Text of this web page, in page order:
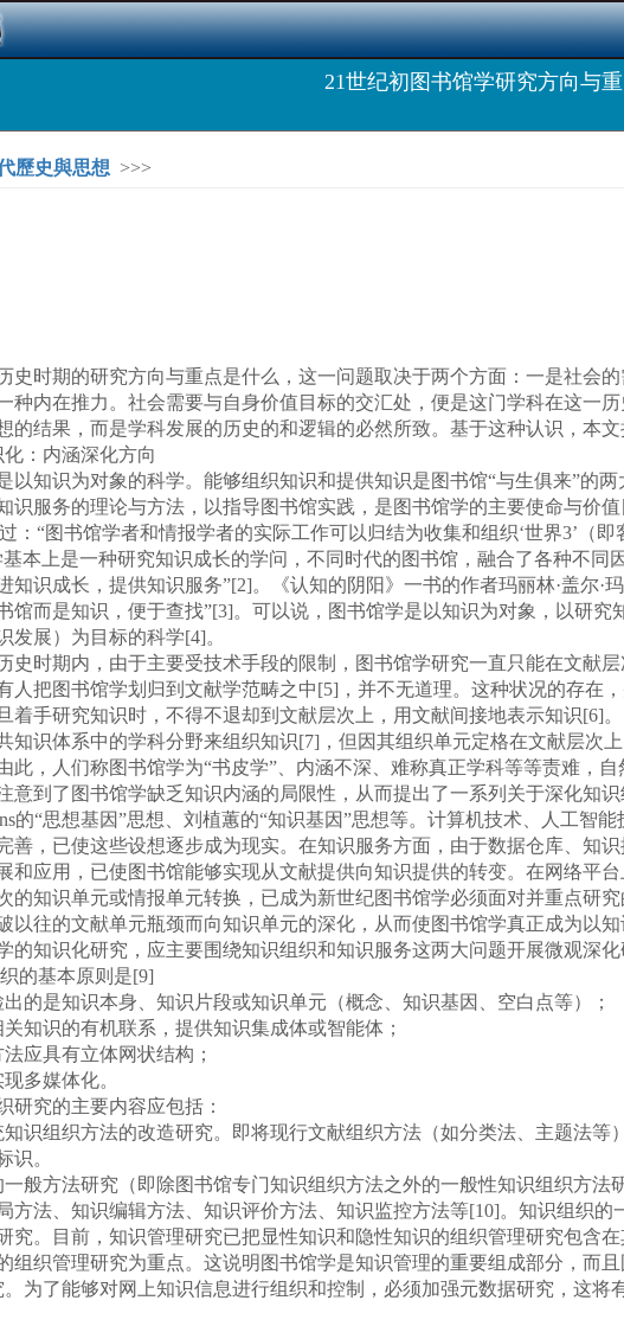
21世纪初图书馆学研究方向与
歷史與思想 >>>
时期的研究方向与重点是什么，这一问题取决于两个方面：一是社会
种内在推力。社会需要与自身价值目标的交汇处，便是这门学科在这一
的结果，而是学科发展的历史的和逻辑的必然所致。基于这种认识，本
涵深化方向
知识为对象的科学。能够组织知识和提供知识是图书馆“与生俱来”的
识服务的理论与方法，以指导图书馆实践，是图书馆学的主要使命与价
：“图书馆学者和情报学者的实际工作可以归结为收集和组织‘世界3’（
基本上是一种研究知识成长的学问，不同时代的图书馆，融合了各种不
知识成长，提供知识服务”[2]。《认知的阴阳》一书的作者玛丽林·盖尔·
而是知识，便于查找”[3]。可以说，图书馆学是以知识为对象，以研究
发展）为目标的科学[4]。
时期内，由于主要受技术手段的限制，图书馆学研究一直只能在文献
人把图书馆学划归到文献学范畴之中[5]，并不无道理。这种状况的存在
着手研究知识时，不得不退却到文献层次上，用文献间接地表示知识[6]
知识体系中的学科分野来组织知识[7]，但因其组织单元定格在文献层次
此，人们称图书馆学为“书皮学”、内涵不深、难称真正学科等等责难，自
了图书馆学缺乏知识内涵的局限性，从而提出了一系列关于深化知识
的“思想基因”思想、刘植蕙的“知识基因”思想等。计算机技术、人工智
善，已使这些设想逐步成为现实。在知识服务方面，由于数据仓库、知
和应用，已使图书馆能够实现从文献提供向知识提供的转变。在网络平
的知识单元或情报单元转换，已成为新世纪图书馆学必须面对并重点研
以往的文献单元瓶颈而向知识单元的深化，从而使图书馆学真正成为以知
知识化研究，应主要围绕知识组织和知识服务这两大问题开展微观深化
本原则是[9]
是知识本身、知识片段或知识单元（概念、知识基因、空白点等）；
识的有机联系，提供知识集成体或智能体；
具有立体网状结构；
多媒体化。
究的主要内容应包括：
组织方法的改造研究。即将现行文献组织方法（如分类法、主题法等
识。
方法研究（即除图书馆专门知识组织方法之外的一般性知识组织方法
方法、知识编辑方法、知识评价方法、知识监控方法等[10]。知识组织
究。目前，知识管理研究已把显性知识和隐性知识的组织管理研究包含
组织管理研究为重点。这说明图书馆学是知识管理的重要组成部分，而
了能够对网上知识信息进行组织和控制，必须加强元数据研究，这将